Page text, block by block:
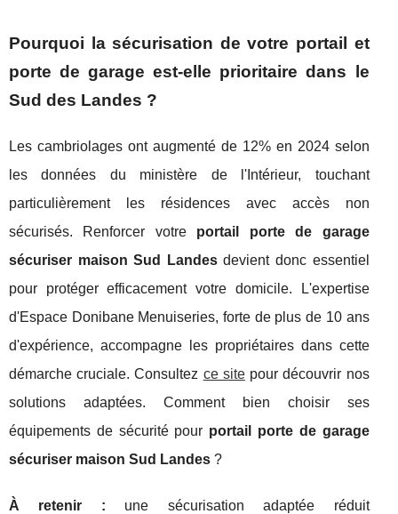
Pourquoi la sécurisation de votre portail et
porte de garage est-elle prioritaire dans le
Sud des Landes ?
Les cambriolages ont augmenté de 12% en 2024 selon
les données du ministère de l'Intérieur, touchant
particulièrement les résidences avec accès non
sécurisés. Renforcer votre portail porte de garage
sécuriser maison Sud Landesdevient donc essentiel
pour protéger efficacement votre domicile. L'expertise
d'Espace Donibane Menuiseries, forte de plus de 10 ans
d'expérience, accompagne les propriétaires dans cette
démarche cruciale. Consultez ce sitepour découvrir nos
solutions adaptées. Comment bien choisir ses
équipements de sécurité pour portail porte de garage
sécuriser maison Sud Landes ?
À retenir : une sécurisation adaptée réduit